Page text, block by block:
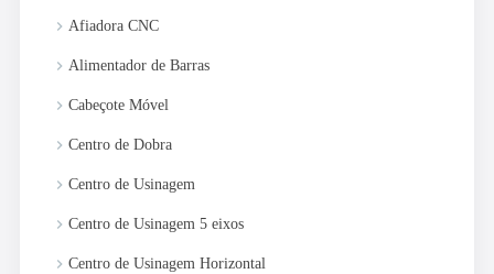
keyboard_arrow_right Afiadora CNC
keyboard_arrow_right Alimentador de Barras
keyboard_arrow_right Cabeçote Móvel
keyboard_arrow_right Centro de Dobra
keyboard_arrow_right Centro de Usinagem
keyboard_arrow_right Centro de Usinagem 5 eixos
keyboard_arrow_right Centro de Usinagem Horizontal